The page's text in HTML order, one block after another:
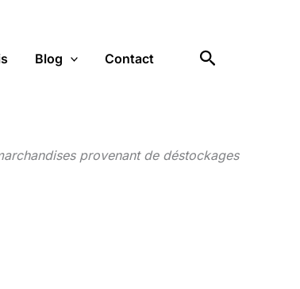
Blog Contact Rechercher
provenant de déstockages